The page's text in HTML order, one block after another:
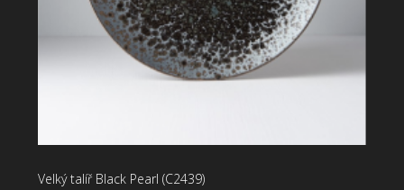
Velký talíř Black Pearl (C2439)